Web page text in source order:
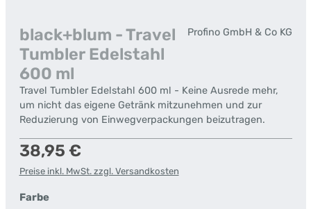
Profino GmbH & Co KG
black+blum - Travel
Tumbler Edelstahl
600 ml
Travel Tumbler Edelstahl 600 ml - Keine Ausrede mehr,
um nicht das eigene Getränk mitzunehmen und zur
Reduzierung von Einwegverpackungen beizutragen.
Regulärer Preis:
38,95 €
Preise inkl. MwSt. zzgl. Versandkosten
Farbeauswählen